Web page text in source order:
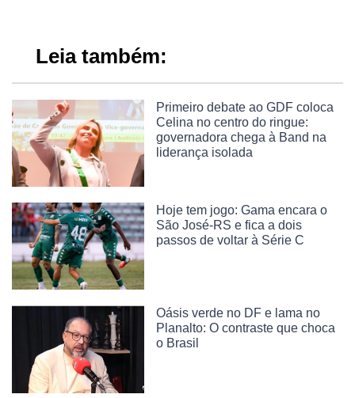
Leia também:
Primeiro debate ao GDF coloca
Celina no centro do ringue:
governadora chega à Band na
liderança isolada
Hoje tem jogo: Gama encara o
São José-RS e fica a dois
passos de voltar à Série C
Oásis verde no DF e lama no
Planalto: O contraste que choca
o Brasil